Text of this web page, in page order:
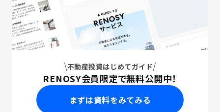
不動産投資はじめてガイド
RENOSY会員限定で無料公開中！
まずは資料をみてみる